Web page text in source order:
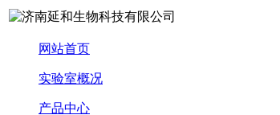
网站首页
实验室概况
产品中心